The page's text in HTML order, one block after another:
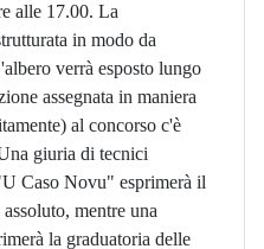
alle 17.00. La
in modo da
verrà esposto lungo
assegnata in maniera
al concorso c'è
giuria di tecnici
Caso Novu" esprimerà il
mentre una
la graduatoria delle